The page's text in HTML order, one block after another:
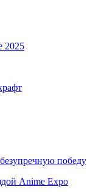
2025
победу
Anime Expo